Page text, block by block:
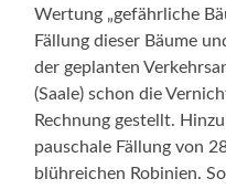
Wertung „gefährliche
Fällung dieser Bäume
der geplanten
(Saale) schon die
Rechnung gestellt.
pauschale Fällung von
blühreichen Robinien.